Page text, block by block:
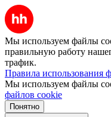
Мы используем файлы
правильную работу
трафик.
Правила использования
Мы используем файлы
файлов cookie
Понятно